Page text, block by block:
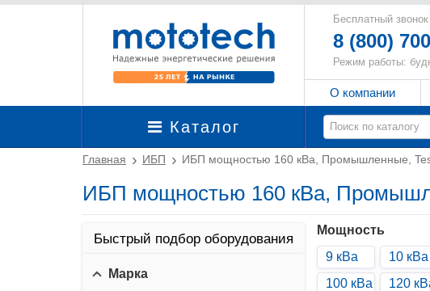
Бесплатный
8 (800)
Режим работы:
О компании
Каталог
Главная ИБП ИБП мощностью 160 кВа, Промышленные,
ИБП мощностью 160 кВа,
Быстрый подбор оборудования
Марка
Мощность
9 кВа
10 кВа
100 кВа
120